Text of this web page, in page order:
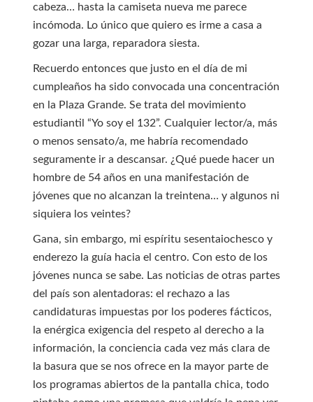
cabeza… hasta la camiseta nueva me parece
incómoda. Lo único que quiero es irme a casa a
gozar una larga, reparadora siesta.
Recuerdo entonces que justo en el día de mi
cumpleaños ha sido convocada una concentración
en la Plaza Grande. Se trata del movimiento
estudiantil “Yo soy el 132”. Cualquier lector/a, más
o menos sensato/a, me habría recomendado
seguramente ir a descansar. ¿Qué puede hacer un
hombre de 54 años en una manifestación de
jóvenes que no alcanzan la treintena… y algunos ni
siquiera los veintes?
Gana, sin embargo, mi espíritu sesentaiochesco y
enderezo la guía hacia el centro. Con esto de los
jóvenes nunca se sabe. Las noticias de otras partes
del país son alentadoras: el rechazo a las
candidaturas impuestas por los poderes fácticos,
la enérgica exigencia del respeto al derecho a la
información, la conciencia cada vez más clara de
la basura que se nos ofrece en la mayor parte de
los programas abiertos de la pantalla chica, todo